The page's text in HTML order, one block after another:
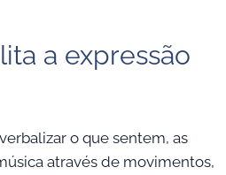
a expressão
o que sentem, as
através de movimentos,